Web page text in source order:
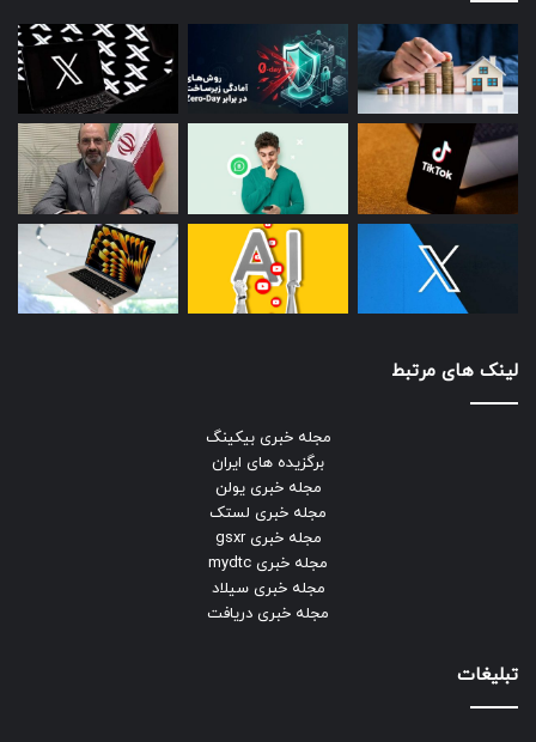
لینک های مرتبط
مجله خبری بیکینگ
برگزیده های ایران
مجله خبری یولن
مجله خبری لستک
مجله خبری gsxr
مجله خبری mydtc
مجله خبری سیلاد
مجله خبری دریافت
تبلیغات